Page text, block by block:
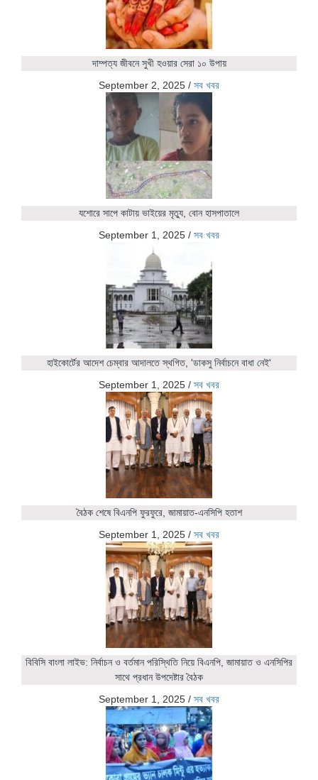
দাম্পত্য জীবনে সুখী হওয়ার সেরা ১০ উপায়
September 2, 2025 / সব খবর
যশোরে সাপে কাটায় ভাইয়ের মৃত্যু, বোন হাসপাতালে
September 1, 2025 / সব খবর
হাইকোর্টের আদেশ চেম্বার আদালতে স্থগিত, 'ডাকসু নির্বাচনে বাধা নেই'
September 1, 2025 / সব খবর
বৈঠক শেষে বিএনপি ফুরফুরে, জামায়াত-এনসিপি হতাশ
September 1, 2025 / সব খবর
বিবিসি বাংলা লাইভ: নির্বাচন ও বর্তমান পরিস্থিতি নিয়ে বিএনপি, জামায়াত ও এনসিপির
সাথে প্রধান উপদেষ্টার বৈঠক
September 1, 2025 / সব খবর